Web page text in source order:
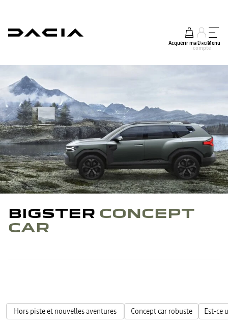
Acquérir ma Dacia
Mon
compte
Menu
BIGSTER CONCEPT
CAR
Hors piste et nouvelles aventures Concept car robuste Est-ce